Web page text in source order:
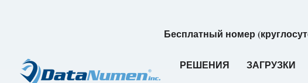
Бесплатный номер
РЕШЕНИЯ ЗАГРУЗКИ